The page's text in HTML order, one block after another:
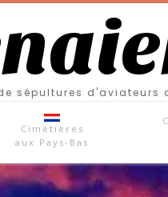
sépultures
Cimetières
aux Pays-Bas